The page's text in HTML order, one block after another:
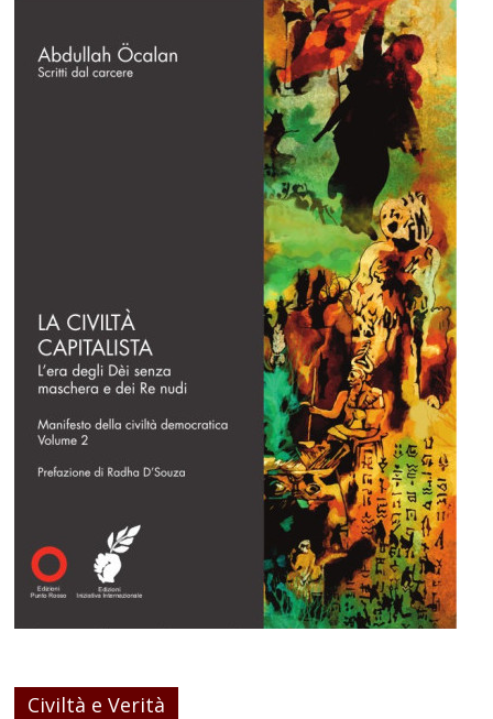
Civiltà e Verità